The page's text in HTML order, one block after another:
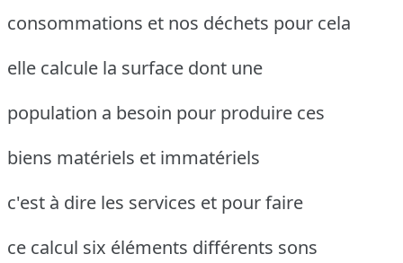
consommations et nos déchets pour cela
elle calcule la surface dont une
population a besoin pour produire ces
biens matériels et immatériels
c'est à dire les services et pour faire
ce calcul six éléments différents sons